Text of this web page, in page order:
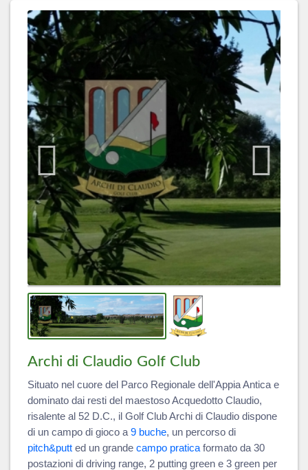
Archi di Claudio Golf Club
Situato nel cuore del Parco Regionale dell'Appia Antica e
dominato dai resti del maestoso Acquedotto Claudio,
risalente al 52 D.C., il Golf Club Archi di Claudio dispone
di un campo di gioco a 9 buche, un percorso di
pitch&putt ed un grande campo pratica formato da 30
postazioni di driving range, 2 putting green e 3 green per